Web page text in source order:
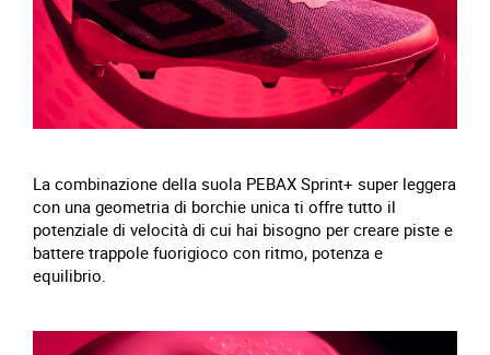
La combinazione della suola PEBAX Sprint+ super leggera
con una geometria di borchie unica ti offre tutto il
potenziale di velocità di cui hai bisogno per creare piste e
battere trappole fuorigioco con ritmo, potenza e
equilibrio.